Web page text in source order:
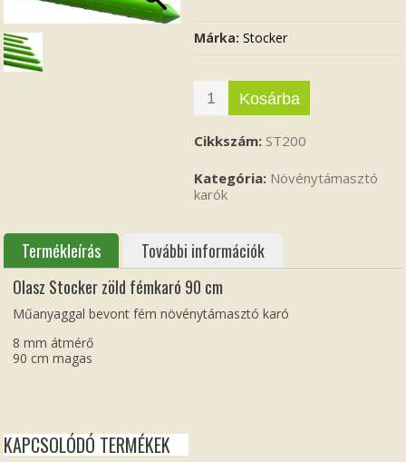
Márka:Stocker
Kosárba
Cikkszám: ST200
Kategória: Növénytámasztó
karók
Termékleírás
További információk
Olasz Stocker zöld fémkaró 90 cm
Műanyaggal bevont fém növénytámasztó karó
8 mm átmérő
90 cm magas
KAPCSOLÓDÓ TERMÉKEK